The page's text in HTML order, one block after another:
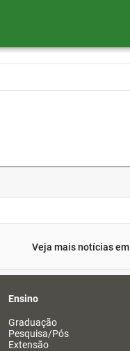
Veja mais notícias em
Ensino
Graduação
Pesquisa/Pós
Extensão